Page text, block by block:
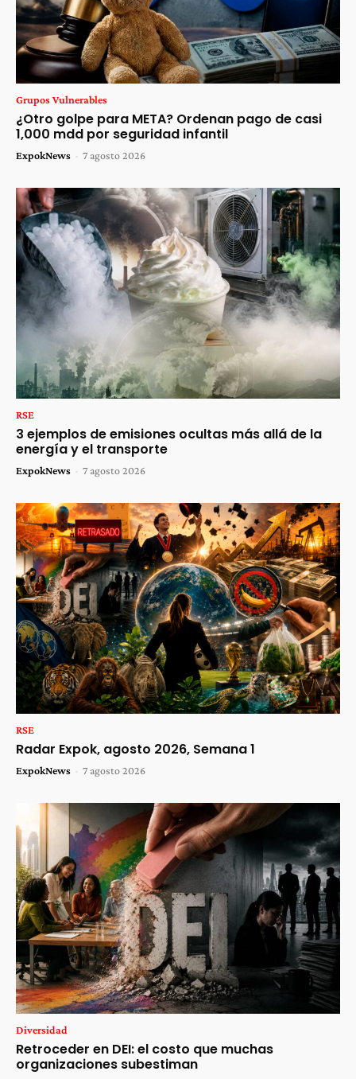
Grupos Vulnerables
¿Otro golpe para META? Ordenan pago de casi
1,000 mdd por seguridad infantil
ExpokNews - 7 agosto 2026
RSE
3 ejemplos de emisiones ocultas más allá de la
energía y el transporte
ExpokNews - 7 agosto 2026
RSE
Radar Expok, agosto 2026, Semana 1
ExpokNews - 7 agosto 2026
Diversidad
Retroceder en DEI: el costo que muchas
organizaciones subestiman